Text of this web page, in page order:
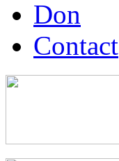
Don
Contact